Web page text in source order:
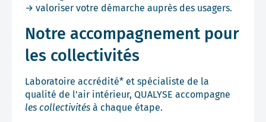
→ valoriser votre démarche auprès des usagers.
Notre accompagnement pour
les collectivités
Laboratoire accrédité* et spécialiste de la
qualité de l’air intérieur, QUALYSE accompagne
les collectivités à chaque étape.